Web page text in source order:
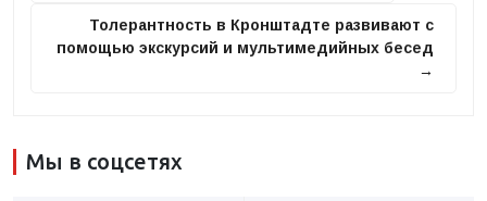
Толерантность в Кронштадте развивают с
помощью экскурсий и мультимедийных бесед
→
Мы в соцсетях